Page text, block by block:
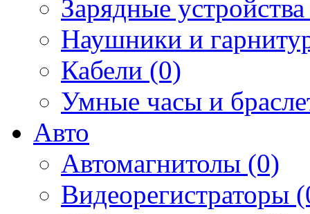
Зарядные
Наушники и
Кабели (0)
Умные часы и
Авто
Автомагнитолы (0)
Видеорегистраторы